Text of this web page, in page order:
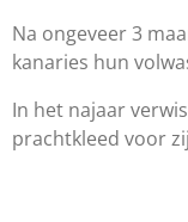
Na ongeveer 3
kanaries hun
In het najaar
prachtkleed voor